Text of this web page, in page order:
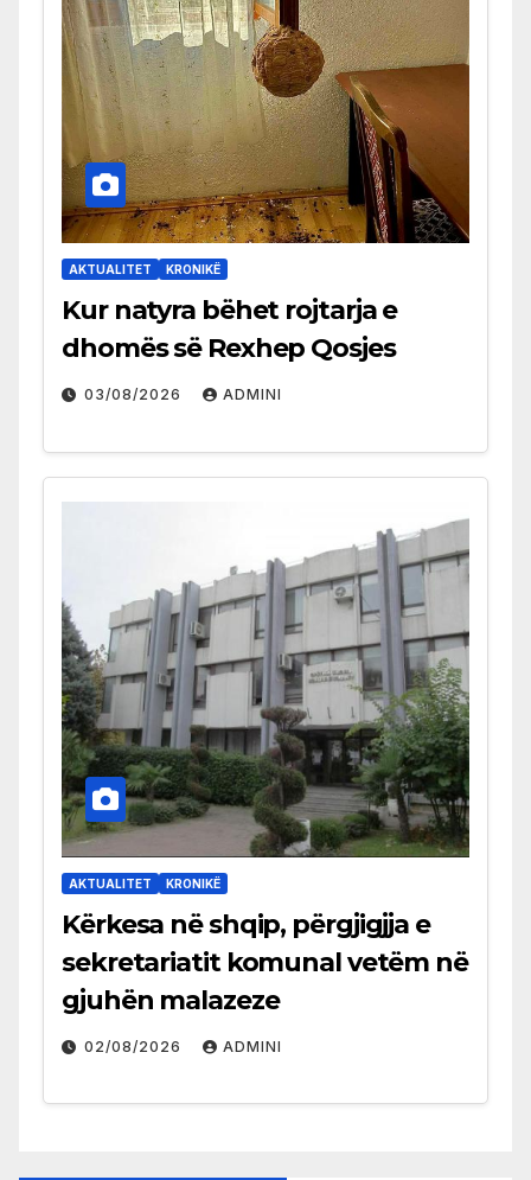
AKTUALITET KRONIKË
Kur natyra bëhet rojtarja e
dhomës së Rexhep Qosjes
03/08/2026 ADMINI
AKTUALITET KRONIKË
Kërkesa në shqip, përgjigjja e
sekretariatit komunal vetëm në
gjuhën malazeze
02/08/2026 ADMINI